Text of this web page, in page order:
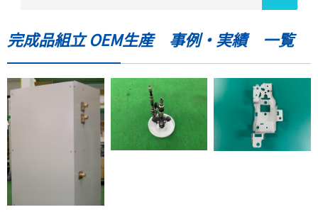
完成品組立 OEM生産 事例・実績 一覧